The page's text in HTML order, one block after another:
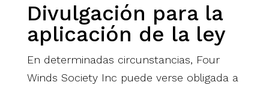
Divulgación para la
aplicación de la ley
En determinadas circunstancias, Four
Winds Society Inc puede verse obligada a